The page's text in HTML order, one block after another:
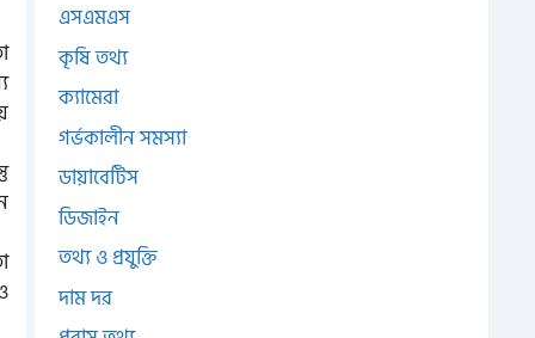
এসএমএস
কৃষি তথ্য
ক্যামেরা
গর্ভকালীন সমস্যা
ডায়াবেটিস
ডিজাইন
তথ্য ও প্রযুক্তি
দাম দর